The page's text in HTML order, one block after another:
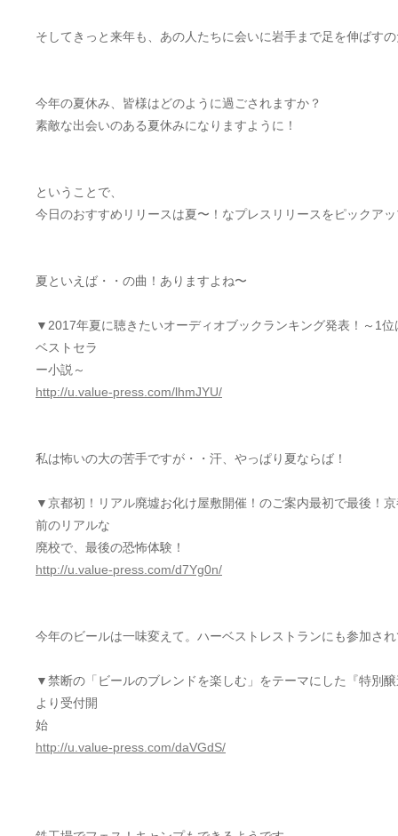
そしてきっと来年も、あの人たちに会いに岩手まで足を伸ばす
今年の夏休み、皆様はどのように過ごされますか？
素敵な出会いのある夏休みになりますように！
ということで、
今日のおすすめリリースは夏〜！なプレスリリースをピックア
夏といえば・・の曲！ありますよね〜
▼2017年夏に聴きたいオーディオブックランキング発表！～1
ベストセラ
ー小説～
http://u.value-press.com/lhmJYU/
私は怖いの大の苦手ですが・・汗、やっぱり夏ならば！
▼京都初！リアル廃墟お化け屋敷開催！のご案内最初で最後！
前のリアルな
廃校で、最後の恐怖体験！
http://u.value-press.com/d7Yg0n/
今年のビールは一味変えて。ハーベストレストランにも参加さ
▼禁断の「ビールのブレンドを楽しむ」をテーマにした『特別
より受付開
始
http://u.value-press.com/daVGdS/